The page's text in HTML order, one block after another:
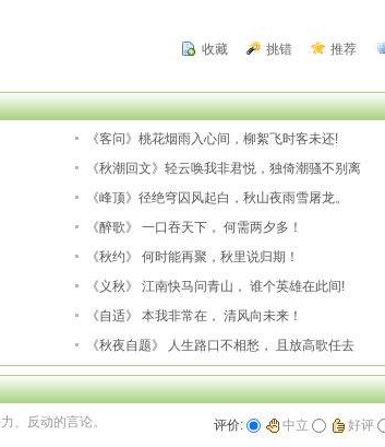
收藏 挑错 推荐
《客问》桃花烟雨入心间，柳絮飞时客未还!
《秋潮回文》轻云唤我非君悦，独倚潮骚不别离
《峰顶》径绝穹囚风起白，秋山夜雨雪屠龙。
《醉歌》 一口吞天下， 何需两夕多！
《秋约》 何时能再聚，秋里说归期！
《义秋》 江南快马问青山， 谁个英雄在此间!
《自适》 本我非常在， 清风向未来！
《秋夜自题》 人生路口不相愁， 且放高歌任去
、反动的言论。 评价: 中立 好评